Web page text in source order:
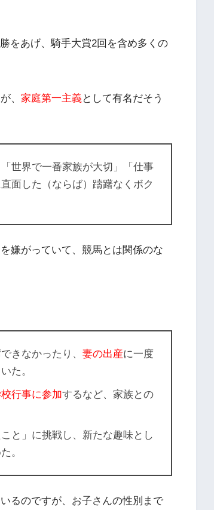
をあげ、騎手大賞2回を含め多くの
、 家庭第一主義 として有名だそう
世界で一番家族が大切」「仕事
面した（ならば）躊躇なくボク
嫌がっていて、競馬とは関係のな
きなかったり、 妻の出産に一度
た。
行事に参加するなど、家族との
と」に挑戦し、新たな趣味とし
。
るのですが、お子さんの性別まで